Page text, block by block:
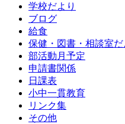
学校だより
ブログ
給食
保健・図書・相談室だ
部活動月予定
申請書関係
日課表
小中一貫教育
リンク集
その他